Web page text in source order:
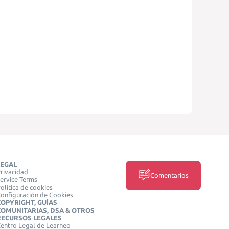
Terms
de cookies
de Cookies
GUÍAS
DSA & OTROS
LEGALES
Legal de Learneo
Comentarios